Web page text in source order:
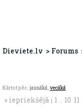
Dieviete.lv Forums
Kārtot pēc: jaunākā, vecākā
« iepriekšējā 1 .. 10 11